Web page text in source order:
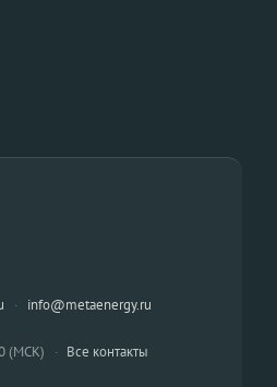
· info@metaenergy.ru
(МСК) · Все контакты